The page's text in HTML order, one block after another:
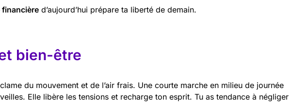
financière d’aujourd’hui prépare ta liberté de demain.
bien-être
du mouvement et de l’air frais. Une courte marche en milieu de journée
Elle libère les tensions et recharge ton esprit. Tu as tendance à négliger